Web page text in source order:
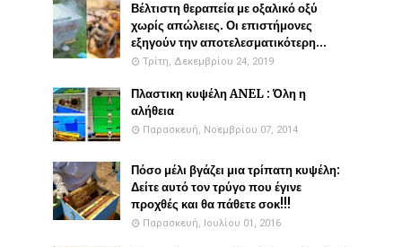
Βέλτιστη θεραπεία με οξαλικό οξύ
χωρίς απώλειες. Οι επιστήμονες
εξηγούν την αποτελεσματικότερη...
Τρίτη, Δεκεμβρίου 24, 2019
Πλαστικη κυψέλη ANEL : Όλη η
αλήθεια
Παρασκευή, Νοεμβρίου 07, 2014
Πόσο μέλι βγάζει μια τρίπατη κυψέλη:
Δείτε αυτό τον τρύγο που έγινε
προχθές και θα πάθετε σοκ!!!
Παρασκευή, Ιουλίου 01, 2016